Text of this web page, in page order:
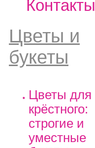
Контакты
Цветы и
букеты
Цветы для
крёстного:
строгие и
уместные